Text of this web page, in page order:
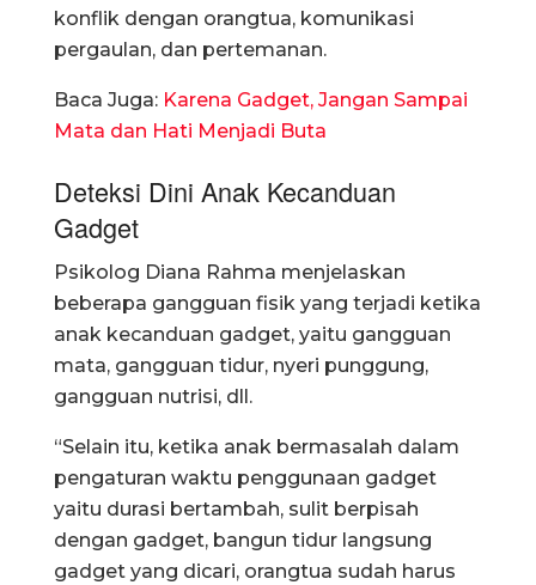
konflik dengan orangtua, komunikasi
pergaulan, dan pertemanan.
Baca Juga: Karena Gadget, Jangan Sampai
Mata dan Hati Menjadi Buta
Deteksi Dini Anak Kecanduan
Gadget
Psikolog Diana Rahma menjelaskan
beberapa gangguan fisik yang terjadi ketika
anak kecanduan gadget, yaitu gangguan
mata, gangguan tidur, nyeri punggung,
gangguan nutrisi, dll.
“Selain itu, ketika anak bermasalah dalam
pengaturan waktu penggunaan gadget
yaitu durasi bertambah, sulit berpisah
dengan gadget, bangun tidur langsung
gadget yang dicari, orangtua sudah harus